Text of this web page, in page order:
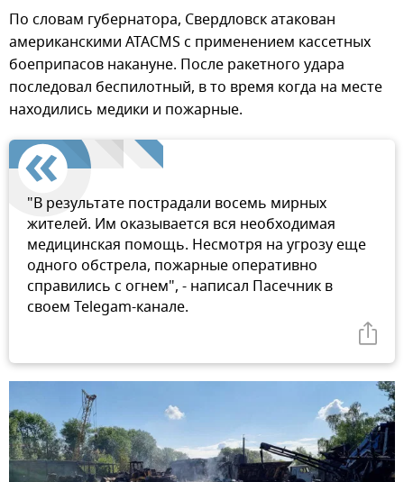
По словам губернатора, Свердловск атакован
американскими ATACMS с применением кассетных
боеприпасов накануне. После ракетного удара
последовал беспилотный, в то время когда на месте
находились медики и пожарные.
"В результате пострадали восемь мирных
жителей. Им оказывается вся необходимая
медицинская помощь. Несмотря на угрозу еще
одного обстрела, пожарные оперативно
справились с огнем", - написал Пасечник в
своем Telegam-канале.